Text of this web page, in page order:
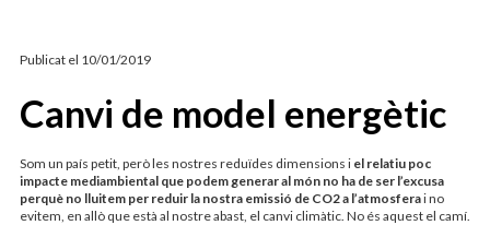
Publicat el 10/01/2019
Canvi de model energètic
Som un país petit, però les nostres reduïdes dimensions i el relatiu poc
impacte mediambiental que podem generar al món no ha de ser l’excusa
perquè no lluitem per reduir la nostra emissió de CO2 a l’atmosferai no
evitem, en allò que està al nostre abast, el canvi climàtic. No és aquest el camí.